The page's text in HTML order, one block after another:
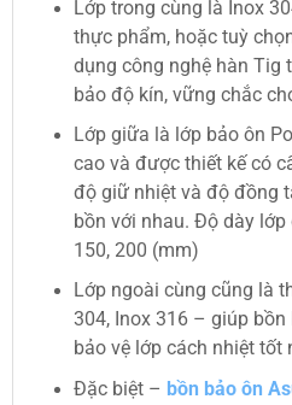
Lớp trong cùng là Inox
thực phẩm, hoặc tuỳ
dụng công nghệ hàn
bảo độ kín, vững chắc
Lớp giữa là lớp bảo ôn
cao và được thiết kế có
độ giữ nhiệt và độ đồng
bồn với nhau. Độ dày lớp
150, 200 (mm)
Lớp ngoài cùng cũng là
304, Inox 316 – giúp
bảo vệ lớp cách nhiệt tốt
Đặc biệt – bồn bảo ôn